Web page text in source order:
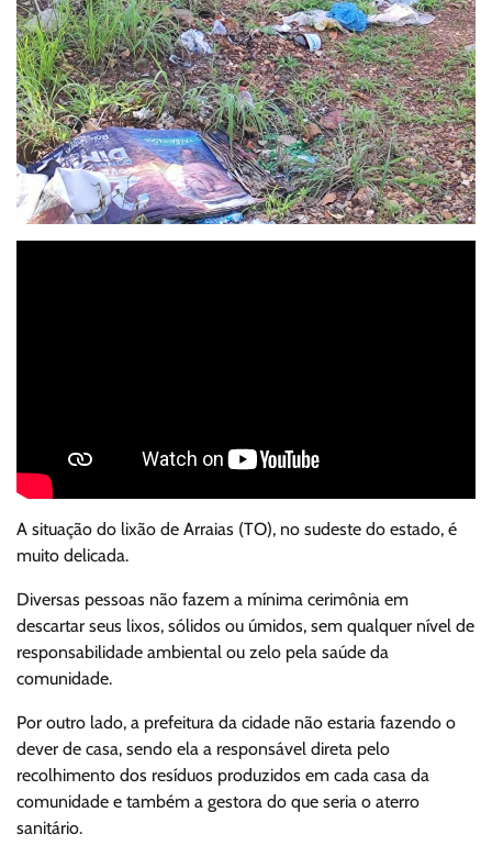
A situação do lixão de Arraias (TO), no sudeste do estado, é
muito delicada.
Diversas pessoas não fazem a mínima cerimônia em
descartar seus lixos, sólidos ou úmidos, sem qualquer nível de
responsabilidade ambiental ou zelo pela saúde da
comunidade.
Por outro lado, a prefeitura da cidade não estaria fazendo o
dever de casa, sendo ela a responsável direta pelo
recolhimento dos resíduos produzidos em cada casa da
comunidade e também a gestora do que seria o aterro
sanitário.